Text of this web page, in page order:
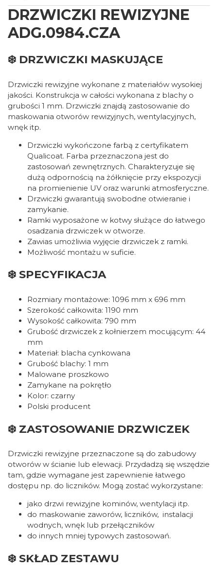
DRZWICZKI REWIZYJNE
ADG.0984.CZA
❄️ DRZWICZKI MASKUJĄCE
Drzwiczki rewizyjne wykonane z materiałów wysokiej
jakości. Konstrukcja w całości wykonana z blachy o
grubości 1 mm. Drzwiczki znajdą zastosowanie do
maskowania otworów rewizyjnych, wentylacyjnych,
wnęk itp.
Drzwiczki wykończone farbą z certyfikatem
Qualicoat. Farba przeznaczona jest do
zastosowań zewnętrznych. Charakteryzuje się
dużą odpornością na żółknięcie przy ekspozycji
na promienienie UV oraz warunki atmosferyczne.
Drzwiczki gwarantują swobodne otwieranie i
zamykanie.
Ramki wyposażone w kotwy służące do łatwego
osadzania drzwiczek w otworze.
Zawias umożliwia wyjęcie drzwiczek z ramki.
Możliwość montażu w suficie.
❄️ SPECYFIKACJA
Rozmiary montażowe: 1096 mm x 696 mm
Szerokość całkowita: 1190 mm
Wysokość całkowita: 790 mm
Grubość drzwiczek z kołnierzem mocującym: 44
mm
Materiał: blacha cynkowana
Grubość blachy: 1 mm
Malowane proszkowo
Zamykane na pokrętło
Kolor: czarny
Polski producent
❄️ ZASTOSOWANIE DRZWICZEK
Drzwiczki rewizyjne przeznaczone są do zabudowy
otworów w ścianie lub elewacji. Przydadzą się wszędzie
tam, gdzie wymagane jest zapewnienie łatwego
dostępu np. do liczników. Mogą zostać wykorzystane:
jako drzwi rewizyjne kominów, wentylacji itp.
do maskowanie zaworów, liczników, instalacji
wodnych, wnęk lub przełączników
do innych mniej typowych zastosowań.
❄️ SKŁAD ZESTAWU